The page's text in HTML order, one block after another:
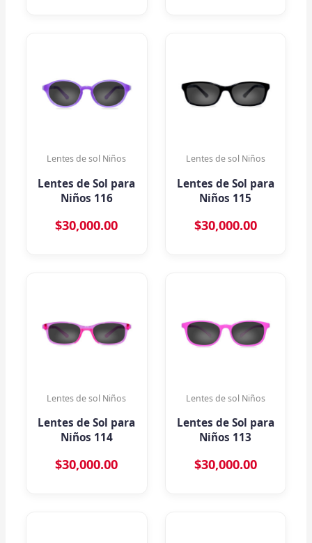
Lentes de sol Niños
Lentes de Sol para
Niños 116
$30,000.00
Lentes de sol Niños
Lentes de Sol para
Niños 115
$30,000.00
Lentes de sol Niños
Lentes de Sol para
Niños 114
$30,000.00
Lentes de sol Niños
Lentes de Sol para
Niños 113
$30,000.00